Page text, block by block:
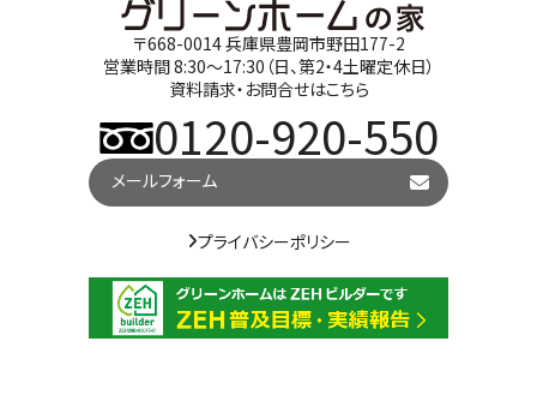
〒668-0014 兵庫県豊岡市野田177-2
営業時間 8:30～17:30（日、第2・4土曜定休日）
資料請求・お問合せはこちら
0120-920-550
メールフォーム
プライバシーポリシー